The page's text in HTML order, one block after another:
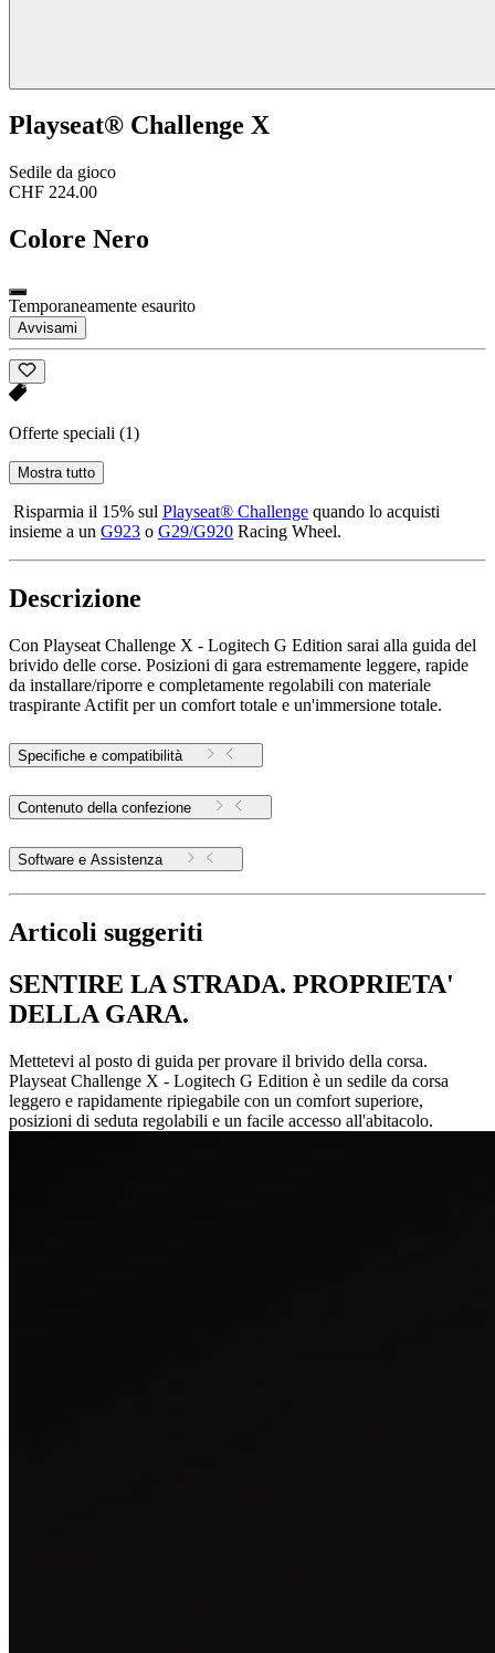
Playseat® Challenge X
Sedile da gioco
CHF 224.00
Colore Nero
Temporaneamente esaurito
Avvisami
Offerte speciali (1)
Mostra tutto
Risparmia il 15% sul Playseat® Challenge quando lo acquisti
insieme a un G923 o G29/G920 Racing Wheel.
Descrizione
Con Playseat Challenge X - Logitech G Edition sarai alla guida del
brivido delle corse. Posizioni di gara estremamente leggere, rapide
da installare/riporre e completamente regolabili con materiale
traspirante Actifit per un comfort totale e un'immersione totale.
Specifiche e compatibilità
Contenuto della confezione
Software e Assistenza
Articoli suggeriti
SENTIRE LA STRADA. PROPRIETA'
DELLA GARA.
Mettetevi al posto di guida per provare il brivido della corsa.
Playseat Challenge X - Logitech G Edition è un sedile da corsa
leggero e rapidamente ripiegabile con un comfort superiore,
posizioni di seduta regolabili e un facile accesso all'abitacolo.